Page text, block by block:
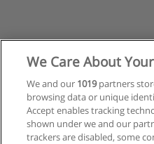
We Care About
We and our 1019partners
browsing data or unique
Accept enables tracking
shown under we and our
trackers are disabled, some